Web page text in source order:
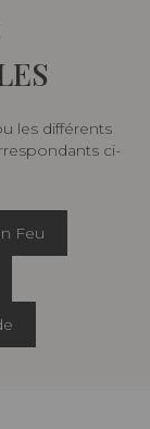
les différents
ci-
Feu